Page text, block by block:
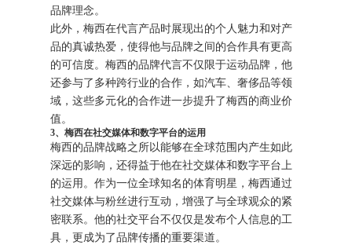
品牌理念。
此外，梅西在代言产品时展现出的个人魅力和对产
品的真诚热爱，使得他与品牌之间的合作具有更高
的可信度。梅西的品牌代言不仅限于运动品牌，他
还参与了多种跨行业的合作，如汽车、奢侈品等领
域，这些多元化的合作进一步提升了梅西的商业价
值。
3、梅西在社交媒体和数字平台的运用
梅西的品牌战略之所以能够在全球范围内产生如此
深远的影响，还得益于他在社交媒体和数字平台上
的运用。作为一位全球知名的体育明星，梅西通过
社交媒体与粉丝进行互动，增强了与全球观众的紧
密联系。他的社交平台不仅仅是发布个人信息的工
具，更成为了品牌传播的重要渠道。